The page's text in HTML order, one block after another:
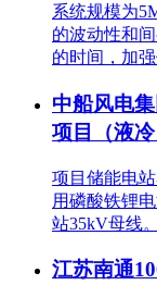
系统规模为
的波动性和
的时间，加强
中船风电
项目（液冷
项目储能电
用磷酸铁锂
站35kV母线。
江苏南通